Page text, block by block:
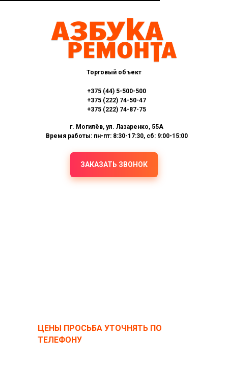
Торговый объект
+375 (44) 5-500-500
+375 (222) 74-50-47
+375 (222) 74-87-75
г. Могилёв, ул. Лазаренко, 55А
Время работы: пн-пт: 8:30-17:30, сб: 9:00-15:00
ЗАКАЗАТЬ ЗВОНОК
ЦЕНЫ ПРОСЬБА УТОЧНЯТЬ ПО
ТЕЛЕФОНУ